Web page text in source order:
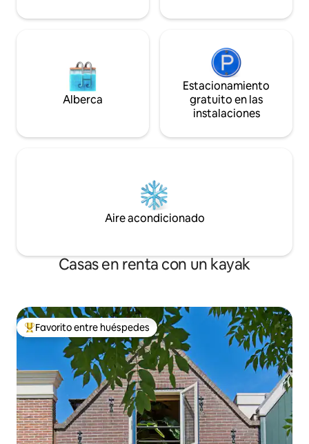
Alberca
Estacionamiento
gratuito en las
instalaciones
Aire acondicionado
Casas en renta con un kayak
De los mejores en Favorito entre huéspedes
Favorito entre huéspedes